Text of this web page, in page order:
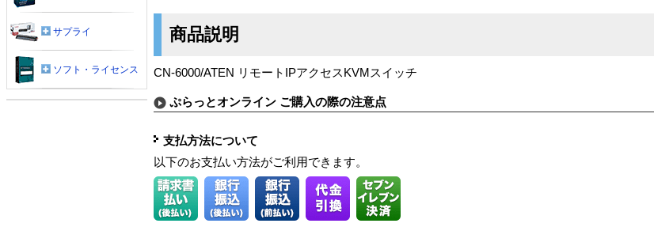
商品説明
CN-6000/ATEN リモートIPアクセスKVMスイッチ
ぷらっとオンライン ご購入の際の注意点
支払方法について
以下のお支払い方法がご利用できます。
サプライ
ソフト・ライセンス